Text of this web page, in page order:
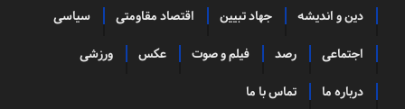
دین و اندیشه جهاد تبیین اقتصاد مقاومتی سیاسی
اجتماعی رصد فیلم و صوت عکس ورزشی
درباره ما تماس با ما